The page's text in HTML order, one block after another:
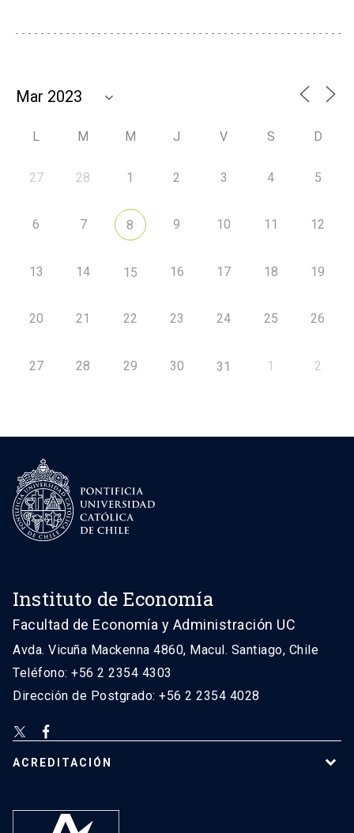
L M M J V S D
27 28 1 2 3 4 5
6 7 8 9 10 11 12
13 14 15 16 17 18 19
20 21 22 23 24 25 26
27 28 29 30 31 1 2
Instituto de Economía
Facultad de Economía y Administración UC
Avda. Vicuña Mackenna 4860, Macul. Santiago, Chile
Teléfono: +56 2 2354 4303
Dirección de Postgrado: +56 2 2354 4028
ACREDITACIÓN